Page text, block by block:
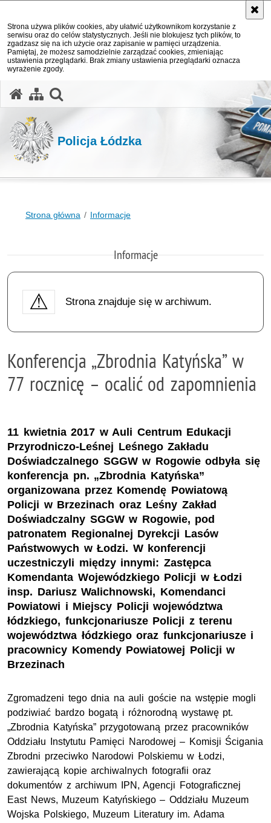
Strona używa plików cookies, aby ułatwić użytkownikom korzystanie z
serwisu oraz do celów statystycznych. Jeśli nie blokujesz tych plików, to
zgadzasz się na ich użycie oraz zapisanie w pamięci urządzenia.
Pamiętaj, że możesz samodzielnie zarządzać cookies, zmieniając
ustawienia przeglądarki. Brak zmiany ustawienia przeglądarki oznacza
wyrażenie zgody.
Policja Łódzka
Strona główna Informacje
Informacje
Strona znajduje się w archiwum.
Konferencja „Zbrodnia Katyńska” w
77 rocznicę – ocalić od zapomnienia
11 kwietnia 2017 w Auli Centrum Edukacji
Przyrodniczo-Leśnej Leśnego Zakładu
Doświadczalnego SGGW w Rogowie odbyła się
konferencja pn. „Zbrodnia Katyńska”
organizowana przez Komendę Powiatową
Policji w Brzezinach oraz Leśny Zakład
Doświadczalny SGGW w Rogowie, pod
patronatem Regionalnej Dyrekcji Lasów
Państwowych w Łodzi. W konferencji
uczestniczyli między innymi: Zastępca
Komendanta Wojewódzkiego Policji w Łodzi
insp. Dariusz Walichnowski, Komendanci
Powiatowi i Miejscy Policji województwa
łódzkiego, funkcjonariusze Policji z terenu
województwa łódzkiego oraz funkcjonariusze i
pracownicy Komendy Powiatowej Policji w
Brzezinach
Zgromadzeni tego dnia na auli goście na wstępie mogli
podziwiać bardzo bogatą i różnorodną wystawę pt.
„Zbrodnia Katyńska” przygotowaną przez pracowników
Oddziału Instytutu Pamięci Narodowej – Komisji Ścigania
Zbrodni przeciwko Narodowi Polskiemu w Łodzi,
zawierającą kopie archiwalnych fotografii oraz
dokumentów z archiwum IPN, Agencji Fotograficznej
East News, Muzeum Katyńskiego – Oddziału Muzeum
Wojska Polskiego, Muzeum Literatury im. Adama